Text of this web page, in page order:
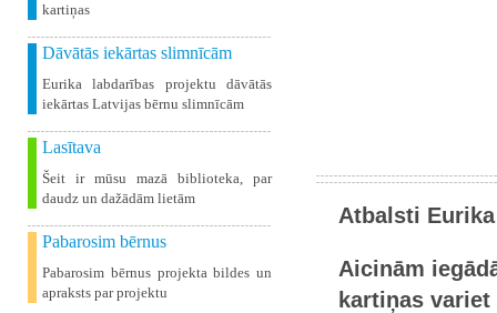
kartiņas
Dāvātās iekārtas slimnīcām
Eurika labdarības projektu dāvātās
iekārtas Latvijas bērnu slimnīcām
Lasītava
Šeit ir mūsu mazā biblioteka, par
daudz un dažādām lietām
Pabarosim bērnus
Pabarosim bērnus projekta bildes un
apraksts par projektu
Atbalsti
Aicinām
kartiņas variet